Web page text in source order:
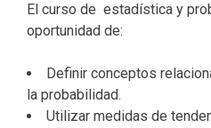
El curso de estadística y
oportunidad de:
Definir conceptos
la probabilidad.
Utilizar medidas de